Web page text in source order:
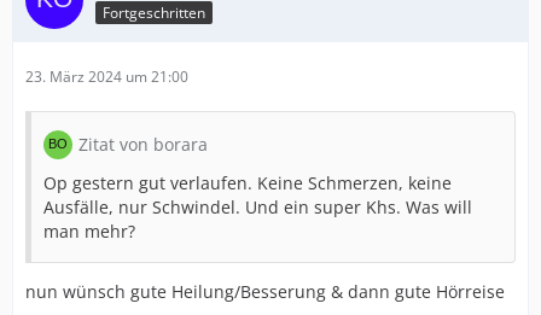
Fortgeschritten
23. März 2024 um 21:00
Zitat von borara
Op gestern gut verlaufen. Keine Schmerzen, keine
Ausfälle, nur Schwindel. Und ein super Khs. Was will
man mehr?
nun wünsch gute Heilung/Besserung & dann gute Hörreise